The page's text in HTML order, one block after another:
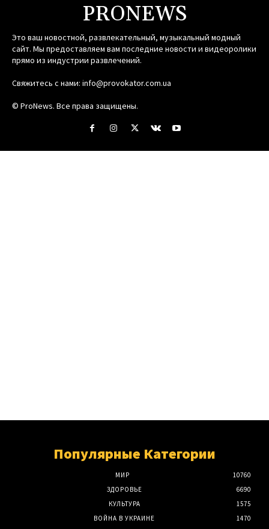
PRONEWS
Это ваш новостной, развлекательный, музыкальный модный
сайт. Мы предоставляем вам последние новости и видеоролики
прямо из индустрии развлечений.
Свяжитесь с нами: info@provokator.com.ua
© ProNews. Все права защищены.
Популярные Категории
МИР
10760
ЗДОРОВЬЕ
6690
КУЛЬТУРА
1575
ВОЙНА В УКРАИНЕ
1470